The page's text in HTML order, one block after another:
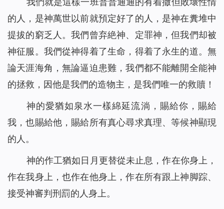
的人，是神萬世以前就預定好了的人，是神在糞堆中
提拔的窮乏人。我們曾弃絶神、定罪神，但我們却被
神征服。我們從神得着了生命，得着了永生的道。無
論天涯海角，無論逼迫患難，我們都不能離開全能神
的拯救，因他是我們的造物主，是我們唯一的救贖！
神的愛猶如泉水一樣綿延流淌，賜給你，賜給
我，也賜給他，賜給所有真心尋求真理、等候神顯現
的人。
神的作工猶如日月更替從未止息，作在你身上，
作在我身上，也作在他身上，作在所有跟上神脚踪、
接受神審判刑罰的人身上。